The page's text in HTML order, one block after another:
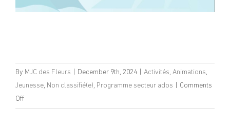
By MJC des Fleurs December 9th, 2024 Activités, Animations,
Jeunesse, Non classifié(e), Programme secteur ados
Comments
Offon
Programme